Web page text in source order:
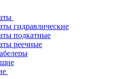
гидравлические
подкатные
реечные